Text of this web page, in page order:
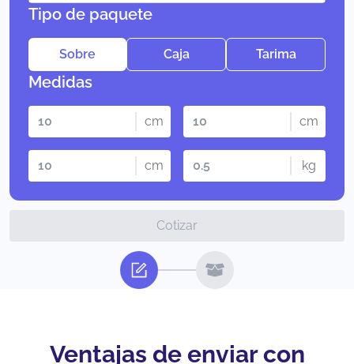
Tipo de paquete
Sobre Caja Tarima
Medidas
cm cm
cm kg
Cotizar
Ventajas de enviar con